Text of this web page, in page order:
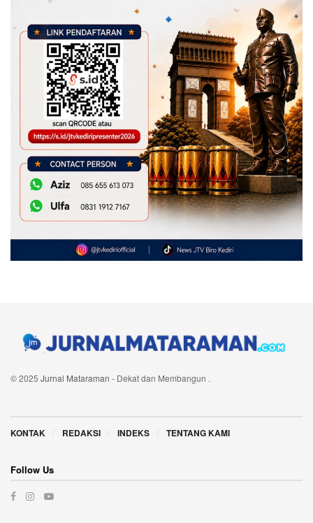
© 2025 Jurnal Mataraman - Dekat dan Membangun .
KONTAK REDAKSI INDEKS TENTANG KAMI
Follow Us